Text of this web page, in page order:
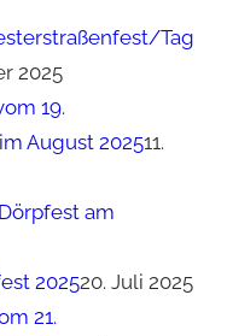
Tag
2025
19.
August 202511.
am
202520. Juli 2025
21.